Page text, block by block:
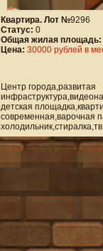
Квартира. Лот №9296
Статус: 0
Общая жилая площадь:
Цена: 30000 рублей в
Центр города,развитая
детская
современная,варочная